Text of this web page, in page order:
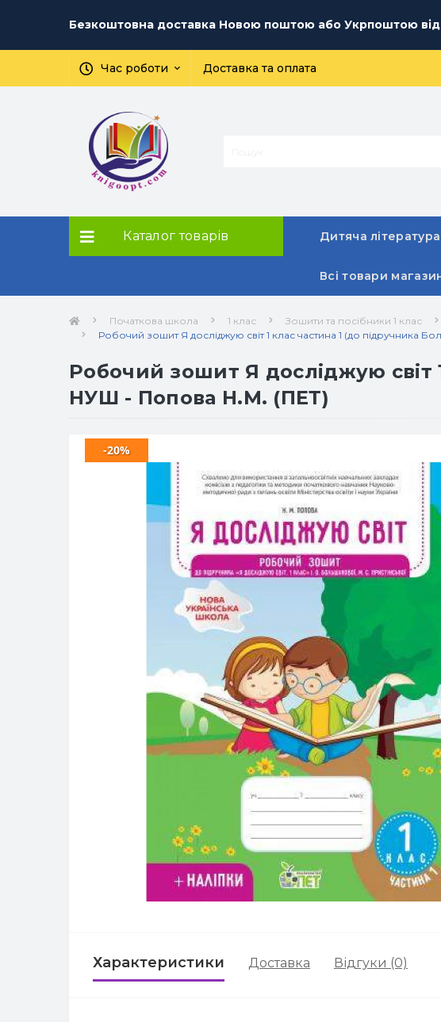
Безкоштовна доставка Новою поштою або Укрпоштою
Час роботи Доставка та оплата
Каталог товарів Дитяча література
Всі товари
Початкова школа 1 клас Зошити та посібники 1 клас
Робочий зошит Я досліджую світ 1 клас частина 1 (до підручника
Робочий зошит Я досліджую світ
НУШ - Попова Н.М. (ПЕТ)
-20%
Характеристики Доставка Відгуки (0)